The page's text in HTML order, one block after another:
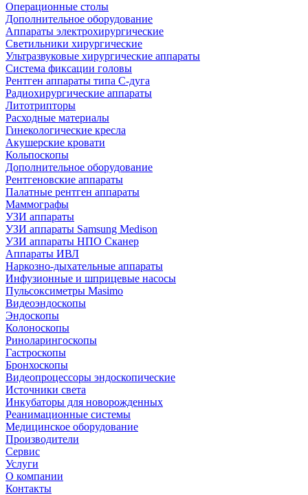
Операционные столы
Дополнительное оборудование
Аппараты электрохирургические
Светильники хирургические
Ультразвуковые хирургические аппараты
Система фиксации головы
Рентген аппараты типа С-дуга
Радиохирургические аппараты
Литотрипторы
Расходные материалы
Гинекологические кресла
Акушерские кровати
Кольпоскопы
Дополнительное оборудование
Рентгеновские аппараты
Палатные рентген аппараты
Маммографы
УЗИ аппараты
УЗИ аппараты Samsung Medison
УЗИ аппараты НПО Сканер
Аппараты ИВЛ
Наркозно-дыхательные аппараты
Инфузионные и шприцевые насосы
Пульсоксиметры Masimo
Видеоэндоскопы
Эндоскопы
Колоноскопы
Риноларингоскопы
Гастроскопы
Бронхоскопы
Видеопроцессоры эндоскопические
Источники света
Инкубаторы для новорожденных
Реанимационные системы
Медицинское оборудование
Производители
Сервис
Услуги
О компании
Контакты